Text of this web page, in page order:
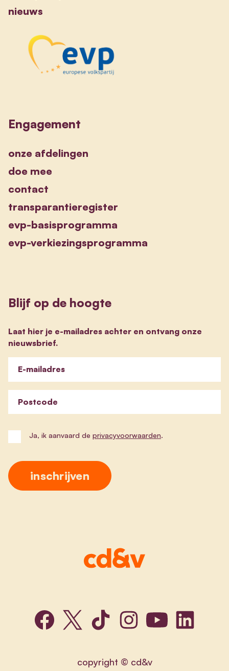
nieuws
Engagement
onze afdelingen
doe mee
contact
transparantieregister
evp-basisprogramma
evp-verkiezingsprogramma
Blijf op de hoogte
Laat hier je e-mailadres achter en ontvang onze
nieuwsbrief.
E-mailadres
Postcode
Ja, ik aanvaard de privacyvoorwaarden.
copyright © cd&v